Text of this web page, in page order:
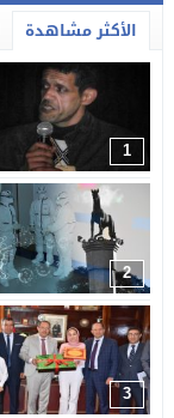
الأكثر مشاهدة
1
2
3